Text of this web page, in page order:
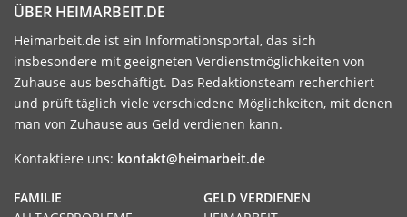
ÜBER HEIMARBEIT.DE
Heimarbeit.de ist ein Informationsportal, das sich
insbesondere mit geeigneten Verdienstmöglichkeiten von
Zuhause aus beschäftigt. Das Redaktionsteam recherchiert
und prüft täglich viele verschiedene Möglichkeiten, mit denen
man von Zuhause aus Geld verdienen kann.
Kontaktiere uns: kontakt@heimarbeit.de
GELD VERDIENEN
FAMILIE